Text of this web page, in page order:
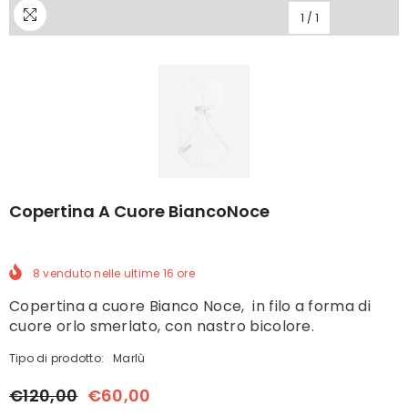
1 / 1
Copertina A Cuore BiancoNoce
8 venduto nelle ultime 16 ore
Copertina a cuore Bianco Noce, in filo a forma di
cuore orlo smerlato, con nastro bicolore.
Tipo di prodotto: Marlù
€120,00 €60,00